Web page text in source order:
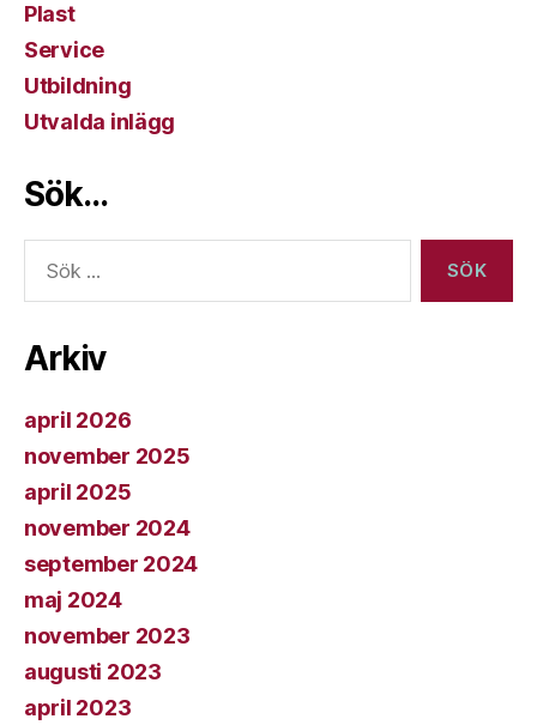
Plast
Service
Utbildning
Utvalda inlägg
Sök…
efter:
Arkiv
april 2026
november 2025
april 2025
november 2024
september 2024
maj 2024
november 2023
augusti 2023
april 2023